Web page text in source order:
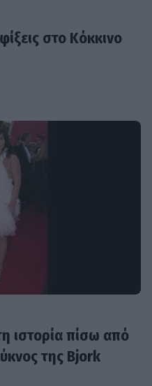
στο Κόκκινο
ιστορία πίσω από
της Bjork